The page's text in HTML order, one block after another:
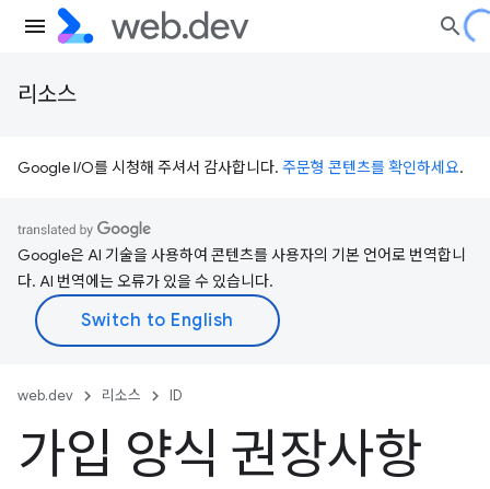
리소스
Google I/O를 시청해 주셔서 감사합니다. 주문형 콘텐츠를 확인하세요.
Google은 AI 기술을 사용하여 콘텐츠를 사용자의 기본 언어로 번역합니
다. AI 번역에는 오류가 있을 수 있습니다.
web.dev 리소스 ID
가입 양식 권장사항